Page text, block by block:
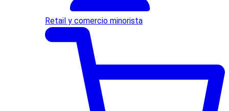
Retail y comercio minorista